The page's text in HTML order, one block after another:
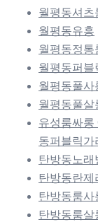
월평동셔츠
월평동유흥
월평동정통
월평동퍼블
월평동풀사
월평동풀살
유성룸싸롱
동퍼블릭가
탄방동노래
탄방동란제
탄방동룸사
탄방동룸살